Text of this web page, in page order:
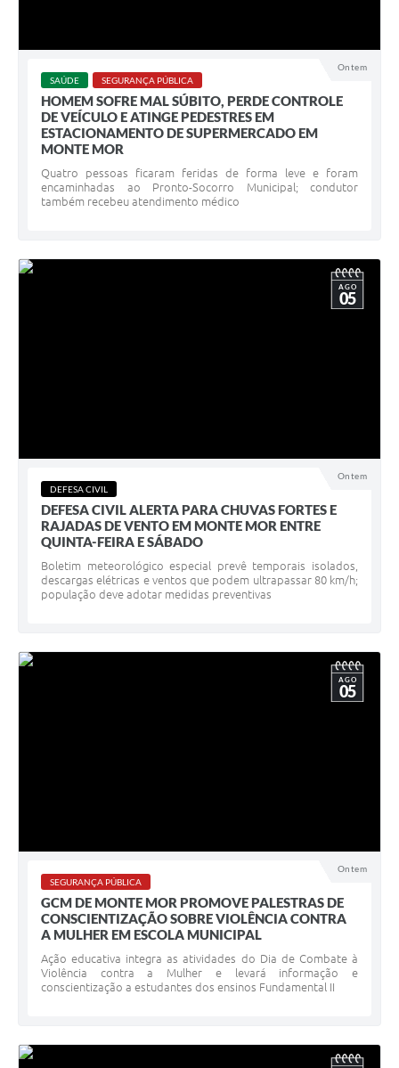
Ontem
SAÚDE SEGURANÇA PÚBLICA
HOMEM SOFRE MAL SÚBITO, PERDE CONTROLE
DE VEÍCULO E ATINGE PEDESTRES EM
ESTACIONAMENTO DE SUPERMERCADO EM
MONTE MOR
Quatro pessoas ficaram feridas de forma leve e foram
encaminhadas ao Pronto-Socorro Municipal; condutor
também recebeu atendimento médico
Ontem
AGO
05
DEFESA CIVIL
DEFESA CIVIL ALERTA PARA CHUVAS FORTES E
RAJADAS DE VENTO EM MONTE MOR ENTRE
QUINTA-FEIRA E SÁBADO
Boletim meteorológico especial prevê temporais isolados,
descargas elétricas e ventos que podem ultrapassar 80 km/h;
população deve adotar medidas preventivas
Ontem
AGO
05
SEGURANÇA PÚBLICA
GCM DE MONTE MOR PROMOVE PALESTRAS DE
CONSCIENTIZAÇÃO SOBRE VIOLÊNCIA CONTRA
A MULHER EM ESCOLA MUNICIPAL
Ação educativa integra as atividades do Dia de Combate à
Violência contra a Mulher e levará informação e
conscientização a estudantes dos ensinos Fundamental II